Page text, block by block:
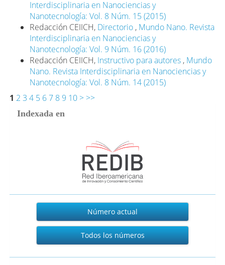
Interdisciplinaria en Nanociencias y
Nanotecnología: Vol. 8 Núm. 15 (2015)
Redacción CEIICH, Directorio , Mundo Nano. Revista
Interdisciplinaria en Nanociencias y
Nanotecnología: Vol. 9 Núm. 16 (2016)
Redacción CEIICH, Instructivo para autores , Mundo
Nano. Revista Interdisciplinaria en Nanociencias y
Nanotecnología: Vol. 8 Núm. 14 (2015)
1 2 3 4 5 6 7 8 9 10 > >>
Indexada en
Actual
Número actual
Todos los números